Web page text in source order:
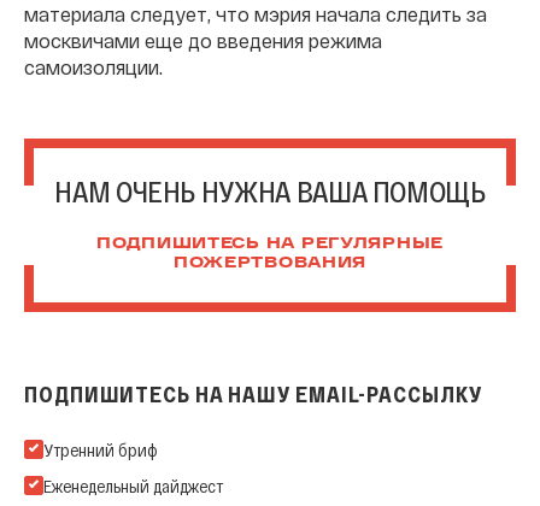
материала следует, что мэрия начала следить за
москвичами еще до введения режима
самоизоляции.
НАМ ОЧЕНЬ НУЖНА ВАША ПОМОЩЬ
ПОДПИШИТЕСЬ НА РЕГУЛЯРНЫЕ
ПОЖЕРТВОВАНИЯ
ПОДПИШИТЕСЬ НА НАШУ EMAIL-РАССЫЛКУ
Подпишитесь на нашу Email-рассылку
Утренний бриф
Еженедельный дайджест